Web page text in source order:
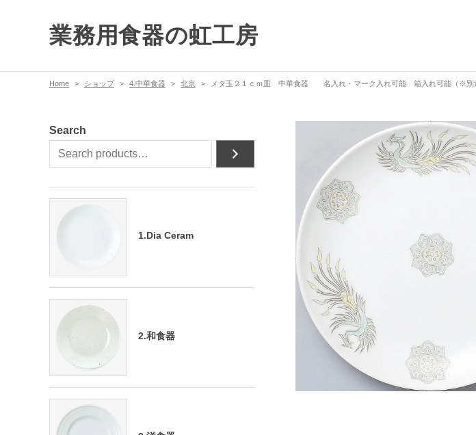
業務用食器の虹工房
Home ショップ 4.中華食器 北京 メタ玉２１ｃｍ皿 中華食器 名入れ・マーク入れ可能 箱入れ可能（※別
Search
1.Dia Ceram
2.和食器